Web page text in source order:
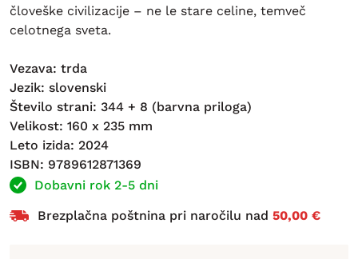
človeške civilizacije – ne le stare celine, temveč
celotnega sveta.
Vezava: trda
Jezik: slovenski
Število strani: 344 + 8 (barvna priloga)
Velikost: 160 x 235 mm
Leto izida: 2024
ISBN: 9789612871369
Dobavni rok 2-5 dni
Brezplačna poštnina pri naročilu nad 50,00 €